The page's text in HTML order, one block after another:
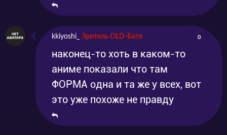
kkiyoshi_ Зритель OLD-Батя 0
наконец-то хоть в каком-то
аниме показали что там
ФОРМА одна и та же у всех, вот
это уже похоже не правду